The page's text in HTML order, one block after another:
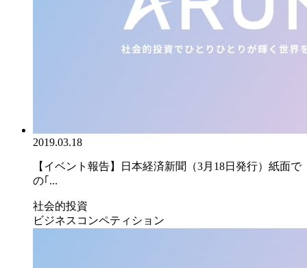
2019.03.18
【イベント報告】日本経済新聞（3月18日発行）紙面で
の｢...
社会的投資
ビジネスコンペティション